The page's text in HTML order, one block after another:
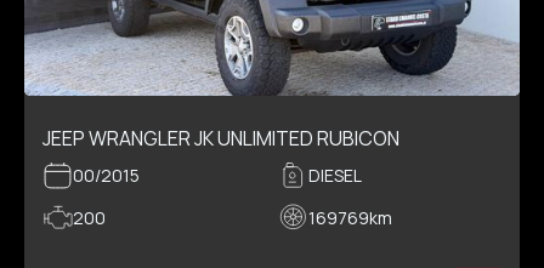
JEEP WRANGLER JK UNLIMITED RUBICON
00/2015
DIESEL
200
169769km